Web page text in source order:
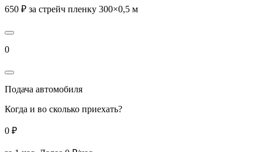
650 ₽ за стрейч пленку 300×0,5 м
0
Подача автомобиля
Когда и во сколько приехать?
0 ₽